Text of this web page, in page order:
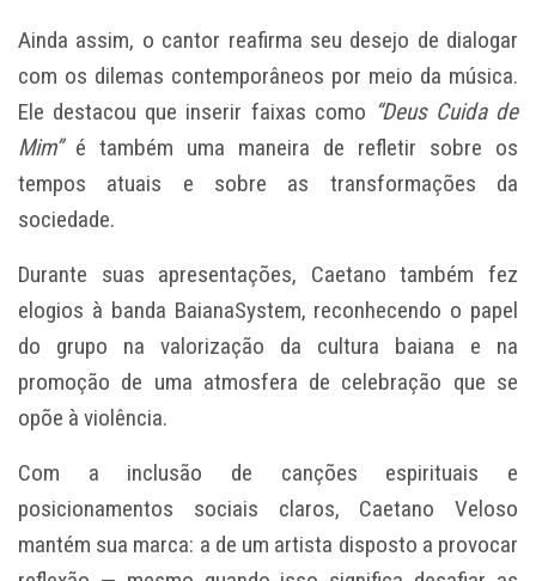
Ainda assim, o cantor reafirma seu desejo de dialogar
com os dilemas contemporâneos por meio da música.
Ele destacou que inserir faixas como “Deus Cuida de
Mim”é também uma maneira de refletir sobre os
tempos atuais e sobre as transformações da
sociedade.
Durante suas apresentações, Caetano também fez
elogios à banda BaianaSystem, reconhecendo o papel
do grupo na valorização da cultura baiana e na
promoção de uma atmosfera de celebração que se
opõe à violência.
Com a inclusão de canções espirituais e
posicionamentos sociais claros, Caetano Veloso
mantém sua marca: a de um artista disposto a provocar